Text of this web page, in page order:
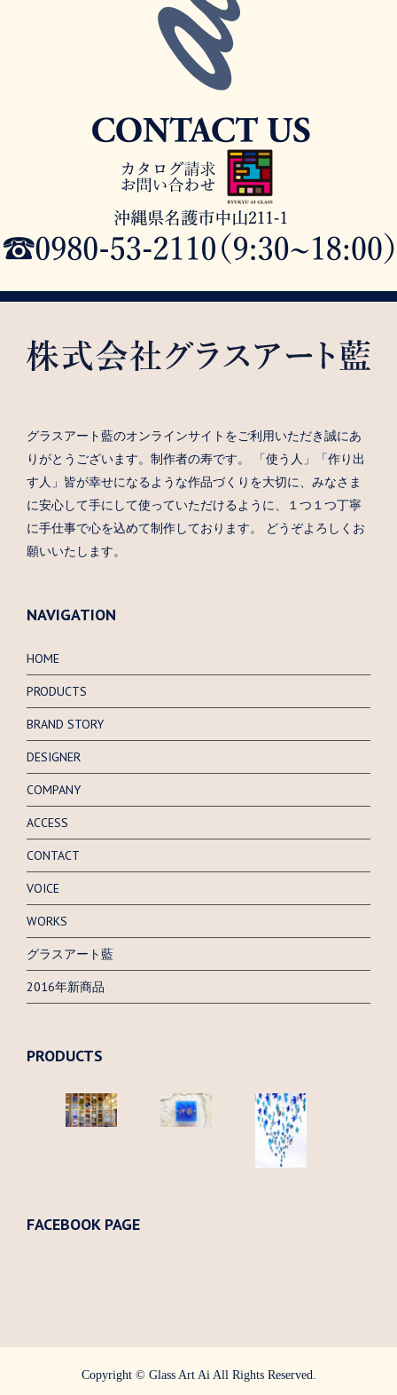
グラスアート藍のオンラインサイトをご利用いただき誠にあ
りがとうございます。制作者の寿です。 「使う人」「作り出
す人」皆が幸せになるような作品づくりを大切に、みなさま
に安心して手にして使っていただけるように、１つ１つ丁寧
に手仕事で心を込めて制作しております。 どうぞよろしくお
願いいたします。
NAVIGATION
HOME
PRODUCTS
BRAND STORY
DESIGNER
COMPANY
ACCESS
CONTACT
VOICE
WORKS
グラスアート藍
2016年新商品
PRODUCTS
FACEBOOK PAGE
Copyright © Glass Art Ai All Rights Reserved.